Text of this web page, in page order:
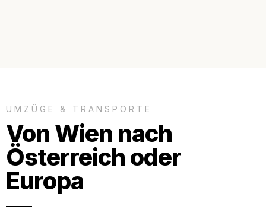
UMZÜGE & TRANSPORTE
Von Wien nach
Österreich oder
Europa